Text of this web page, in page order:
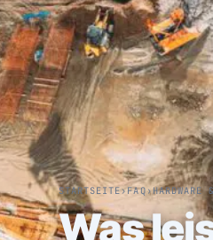
STARTSEITE›FAQ›HARDWARE
Was